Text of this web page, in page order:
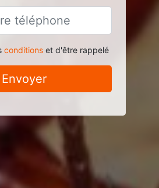
conditionset d'être rappelé
Envoyer